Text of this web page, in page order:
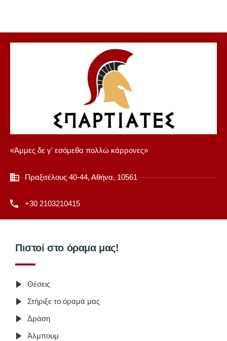
«Άμμες δε γ' εσόμεθα πολλώ κάρρονες»
Πραξιτέλους 40-44, Αθήνα, 10561
+30 2103210415
Πιστοί στο όραμα μας!
Θέσεις
Στήριξε το όραμά μας
Δράση
Άλμπουμ